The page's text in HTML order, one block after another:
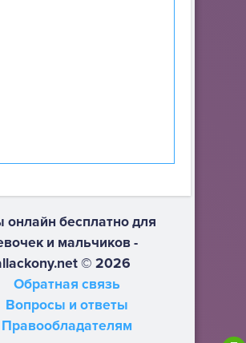
онлайн бесплатно для
и мальчиков -
© 2026
Обратная связь
Вопросы и ответы
Правообладателям